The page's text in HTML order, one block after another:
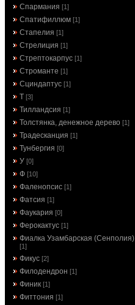
Спармания [1]
Спатифиллюм [1]
Стапелия [1]
Стрелиция [1]
Стрептокарпус [1]
Строманте [1]
Сциндаптус [1]
Т [3]
Тилландсия [1]
Толстянка, денежное дерево [1]
Традесканция [1]
Тунбергия [0]
У [0]
Ф [10]
Фаленопсис [1]
Фатсия [1]
Фаукария [0]
Ферокактус [1]
Фиалка Узамбарская (Сенполия)
[1]
Фикус [2]
Филодендрон [1]
Финик [1]
Фиттония [1]